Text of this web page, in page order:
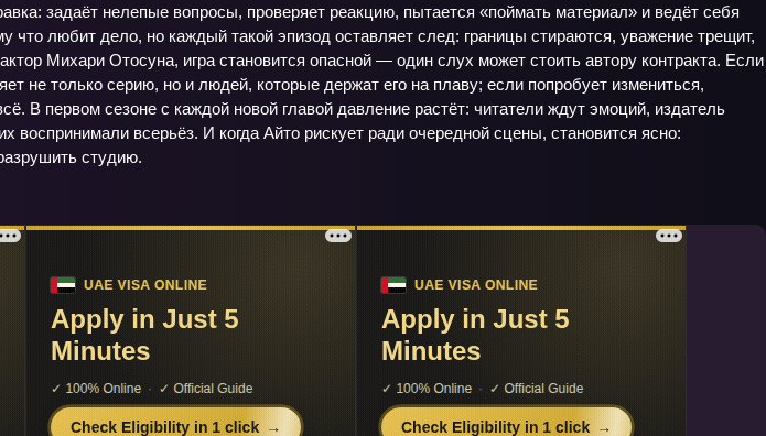
задаёт нелепые вопросы, проверяет реакцию, пытается «поймать материал» и ведёт себя
что любит дело, но каждый такой эпизод оставляет след: границы стираются, уважение трещит,
Михари Отосуна, игра становится опасной — один слух может стоить автору контракта. Если
не только серию, но и людей, которые держат его на плаву; если попробует измениться,
В первом сезоне с каждой новой главой давление растёт: читатели ждут эмоций, издатель
воспринимали всерьёз. И когда Айто рискует ради очередной сцены, становится ясно:
студию.